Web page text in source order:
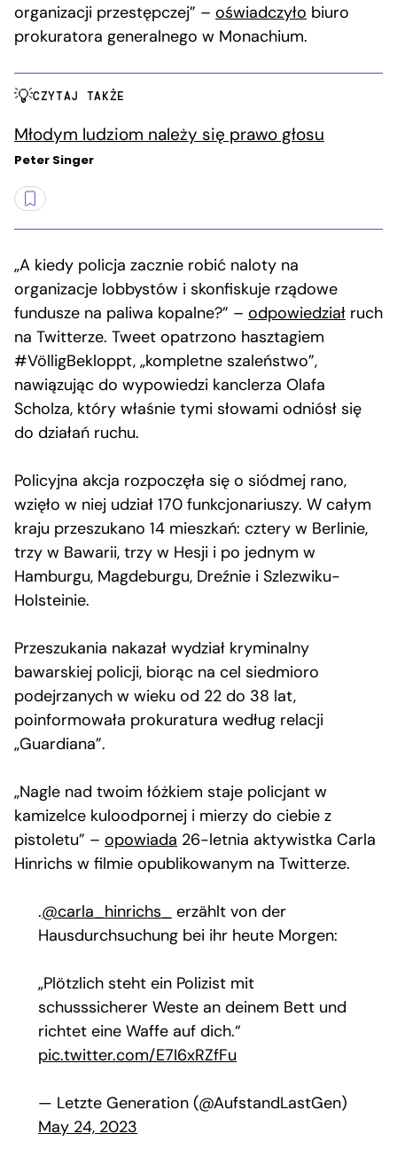
organizacji przestępczej” – oświadczyło biuro
prokuratora generalnego w Monachium.
CZYTAJ TAKŻE
Młodym ludziom należy się prawo głosu
Peter Singer
„A kiedy policja zacznie robić naloty na
organizacje lobbystów i skonfiskuje rządowe
fundusze na paliwa kopalne?” – odpowiedział ruch
na Twitterze. Tweet opatrzono hasztagiem
#VölligBekloppt, „kompletne szaleństwo”,
nawiązując do wypowiedzi kanclerza Olafa
Scholza, który właśnie tymi słowami odniósł się
do działań ruchu.
Policyjna akcja rozpoczęła się o siódmej rano,
wzięło w niej udział 170 funkcjonariuszy. W całym
kraju przeszukano 14 mieszkań: cztery w Berlinie,
trzy w Bawarii, trzy w Hesji i po jednym w
Hamburgu, Magdeburgu, Dreźnie i Szlezwiku-
Holsteinie.
Przeszukania nakazał wydział kryminalny
bawarskiej policji, biorąc na cel siedmioro
podejrzanych w wieku od 22 do 38 lat,
poinformowała prokuratura według relacji
„Guardiana”.
„Nagle nad twoim łóżkiem staje policjant w
kamizelce kuloodpornej i mierzy do ciebie z
pistoletu” – opowiada 26-letnia aktywistka Carla
Hinrichs w filmie opublikowanym na Twitterze.
.@carla_hinrichs_
erzählt von der
Hausdurchsuchung bei ihr heute Morgen:
„Plötzlich steht ein Polizist mit
schusssicherer Weste an deinem Bett und
richtet eine Waffe auf dich.“
pic.twitter.com/E7I6xRZfFu
— Letzte Generation (@AufstandLastGen)
May 24, 2023